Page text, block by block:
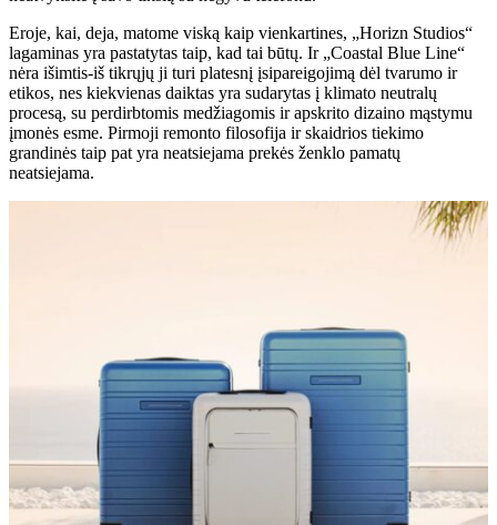
Eroje, kai, deja, matome viską kaip vienkartines, „Horizn Studios“
lagaminas yra pastatytas taip, kad tai būtų. Ir „Coastal Blue Line“
nėra išimtis-iš tikrųjų ji turi platesnį įsipareigojimą dėl tvarumo ir
etikos, nes kiekvienas daiktas yra sudarytas į klimato neutralų
procesą, su perdirbtomis medžiagomis ir apskrito dizaino mąstymu
įmonės esme. Pirmoji remonto filosofija ir skaidrios tiekimo
grandinės taip pat yra neatsiejama prekės ženklo pamatų
neatsiejama.